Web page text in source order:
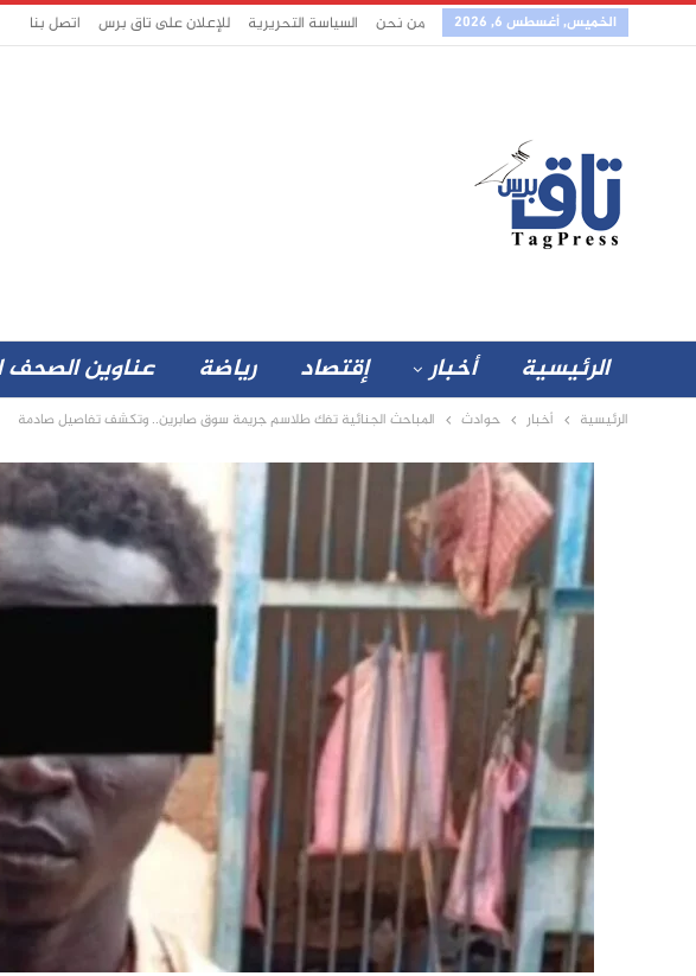
الخميس, أغسطس 6, 2026 من نحن السياسة التحريرية للإعلان على تاق برس اتصل بنا
الرئيسية أخبار إقتصاد رياضة عناوين الصحف
الرئيسية أخبار حوادث المباحث الجنائية تفك طلاسم جريمة سوق صابرين.. وتكشف تفاصيل صادمة